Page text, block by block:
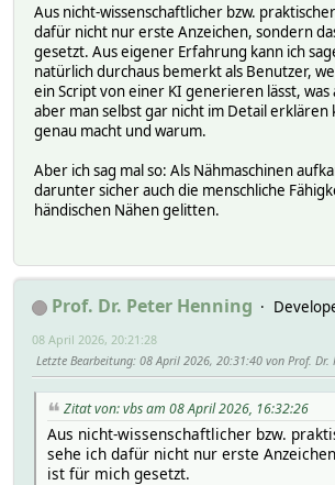
Aus nicht-wissenschaftlicher bzw.
dafür nicht nur erste Anzeichen, sondern
gesetzt. Aus eigener Erfahrung kann ich
natürlich durchaus bemerkt als Benutzer,
ein Script von einer KI generieren lässt,
aber man selbst gar nicht im Detail erklären
genau macht und warum.
Aber ich sag mal so: Als Nähmaschinen
darunter sicher auch die menschliche
händischen Nähen gelitten.
Prof. Dr. Peter Henning
08 April 2026, 20:21:28
Letzte Bearbeitung: 08 April 2026, 20:31:40 von Prof. Dr.
Zitat von: vbs am 08 April 2026, 16:32:26
Aus nicht-wissenschaftlicher bzw.
sehe ich dafür nicht nur erste
ist für mich gesetzt.